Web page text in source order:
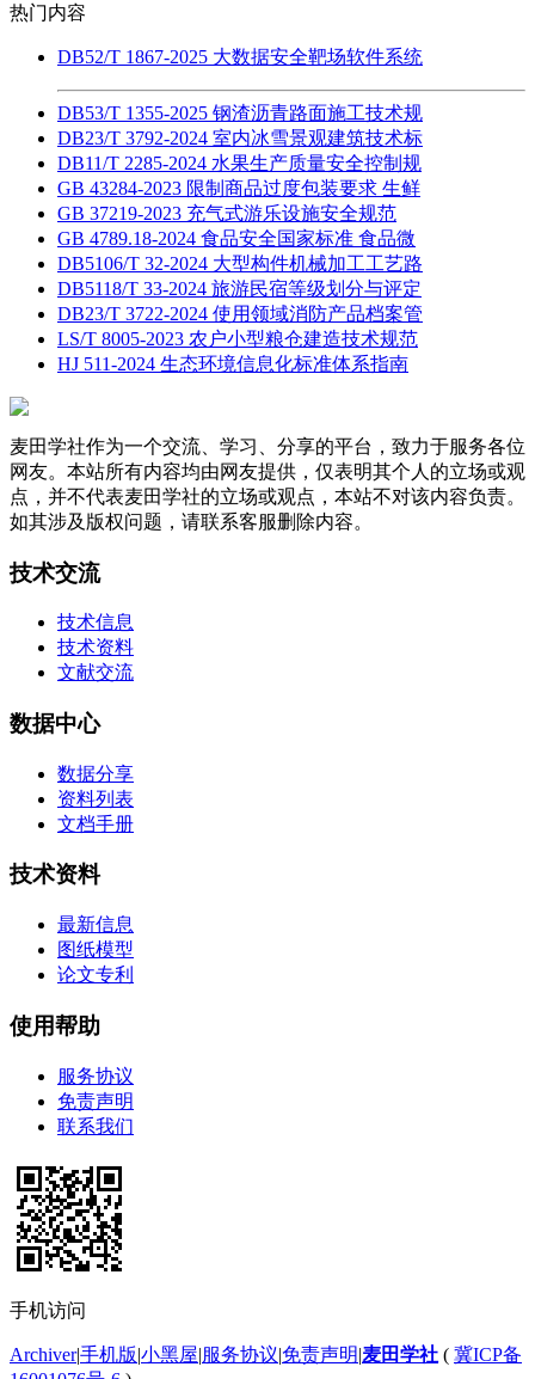
热门内容
DB52/T 1867-2025 大数据安全靶场软件系统
DB53/T 1355-2025 钢渣沥青路面施工技术规
DB23/T 3792-2024 室内冰雪景观建筑技术标
DB11/T 2285-2024 水果生产质量安全控制规
GB 43284-2023 限制商品过度包装要求 生鲜
GB 37219-2023 充气式游乐设施安全规范
GB 4789.18-2024 食品安全国家标准 食品微
DB5106/T 32-2024 大型构件机械加工工艺路
DB5118/T 33-2024 旅游民宿等级划分与评定
DB23/T 3722-2024 使用领域消防产品档案管
LS/T 8005-2023 农户小型粮仓建造技术规范
HJ 511-2024 生态环境信息化标准体系指南
麦田学社作为一个交流、学习、分享的平台，致力于服务各位
网友。本站所有内容均由网友提供，仅表明其个人的立场或观
点，并不代表麦田学社的立场或观点，本站不对该内容负责。
如其涉及版权问题，请联系客服删除内容。
技术交流
技术信息
技术资料
文献交流
数据中心
数据分享
资料列表
文档手册
技术资料
最新信息
图纸模型
论文专利
使用帮助
服务协议
免责声明
联系我们
手机访问
Archiver|手机版|小黑屋|服务协议|免责声明|麦田学社 ( 冀ICP备